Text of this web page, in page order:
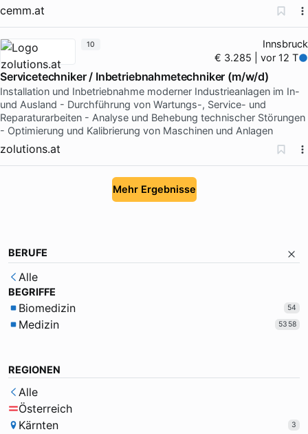
cemm.at
Innsbruck
€ 3.285 | vor 12 T
Servicetechniker / Inbetriebnahmetechniker (m/w/d)
Installation und Inbetriebnahme moderner Industrieanlagen im In-
und Ausland - Durchführung von Wartungs-, Service- und
Reparaturarbeiten - Analyse und Behebung technischer Störungen
- Optimierung und Kalibrierung von Maschinen und Anlagen
zolutions.at
10
Mehr Ergebnisse
BERUFE
Alle
BEGRIFFE
Biomedizin 54
Medizin 5358
REGIONEN
Alle
Österreich
Kärnten
3